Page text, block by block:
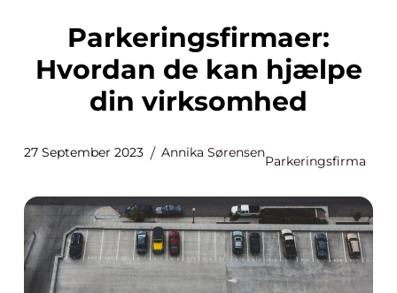
Parkeringsfirmaer:
Hvordan de kan hjælpe
din virksomhed
27 September 2023 Annika Sørensen
Parkeringsfirma